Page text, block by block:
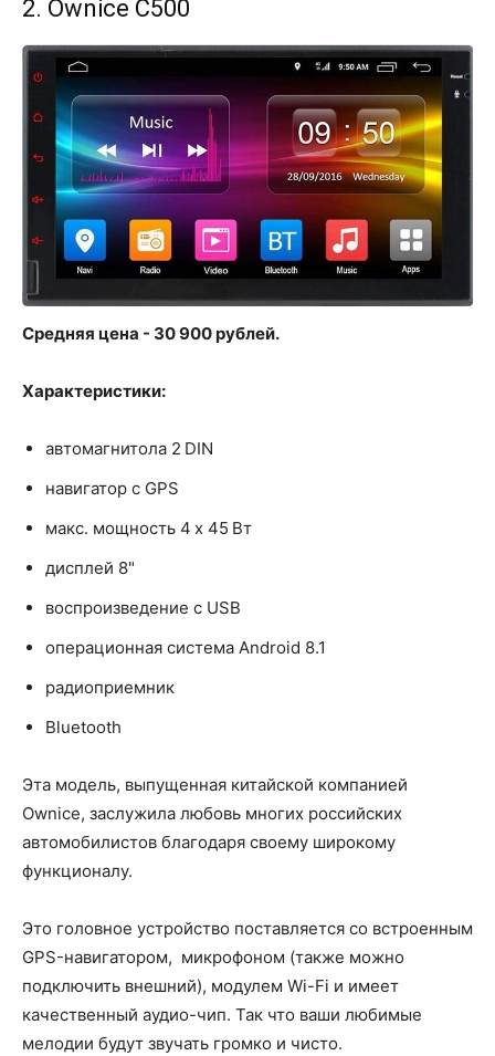
2. Ownice C500
Средняя цена - 30 900 рублей.
Характеристики:
автомагнитола 2 DIN
навигатор с GPS
макс. мощность 4 x 45 Вт
дисплей 8"
воспроизведение с USB
операционная система Android 8.1
радиоприемник
Bluetooth
Эта модель, выпущенная китайской компанией
Ownice, заслужила любовь многих российских
автомобилистов благодаря своему широкому
функционалу.
Это головное устройство поставляется со встроенным
GPS-навигатором, микрофоном (также можно
подключить внешний), модулем Wi-Fi и имеет
качественный аудио-чип. Так что ваши любимые
мелодии будут звучать громко и чисто.